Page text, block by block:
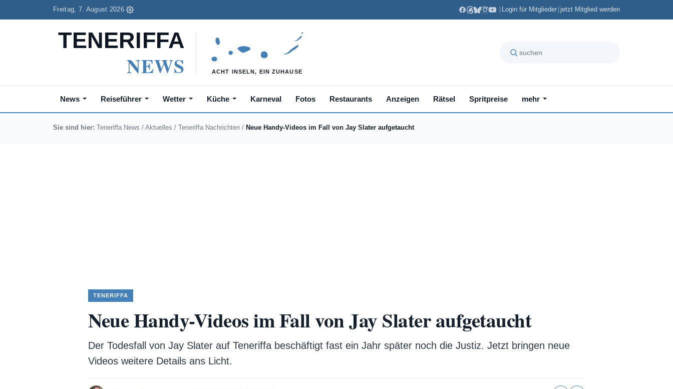
Freitag, 7. August 2026 Login für Mitglieder jetzt Mitglied werden
News Reiseführer Wetter Küche Karneval Fotos Restaurants Anzeigen Rätsel Spritpreise mehr
Sie sind hier: Teneriffa News / Aktuelles / Teneriffa Nachrichten / Neue Handy-Videos im Fall von Jay Slater aufgetaucht
TENERIFFA
Neue Handy-Videos im Fall von Jay Slater aufgetaucht
Der Todesfall von Jay Slater auf Teneriffa beschäftigt fast ein Jahr später noch die Justiz. Jetzt bringen neue
Videos weitere Details ans Licht.